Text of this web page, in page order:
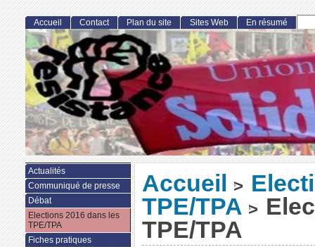
Accueil >
TPE/TPA >
TPE/TPA
Accueil Contact Plan du site Sites Web En résumé
Actualités
Communiqué de presse
Débat
Elections 2016 dans les
TPE/TPA
Fiches pratiques